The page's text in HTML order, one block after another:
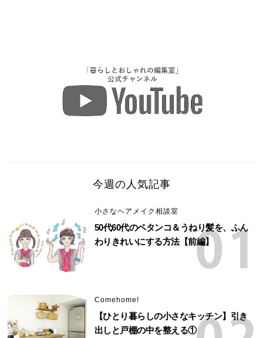
今週の人気記事
小さなヘアメイク相談室
50代60代のペタンコ＆うねり髪を、ふん
わりきれいにする方法【前編】
Comehome!
【ひとり暮らしの小さなキッチン】引き
出しと戸棚の中を整える①